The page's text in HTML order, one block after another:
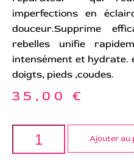
imperfections en
douceur.Supprime
rebelles unifie
intensément et hydrate.
doigts, pieds ,coudes.
35,00 €
Ajouter au